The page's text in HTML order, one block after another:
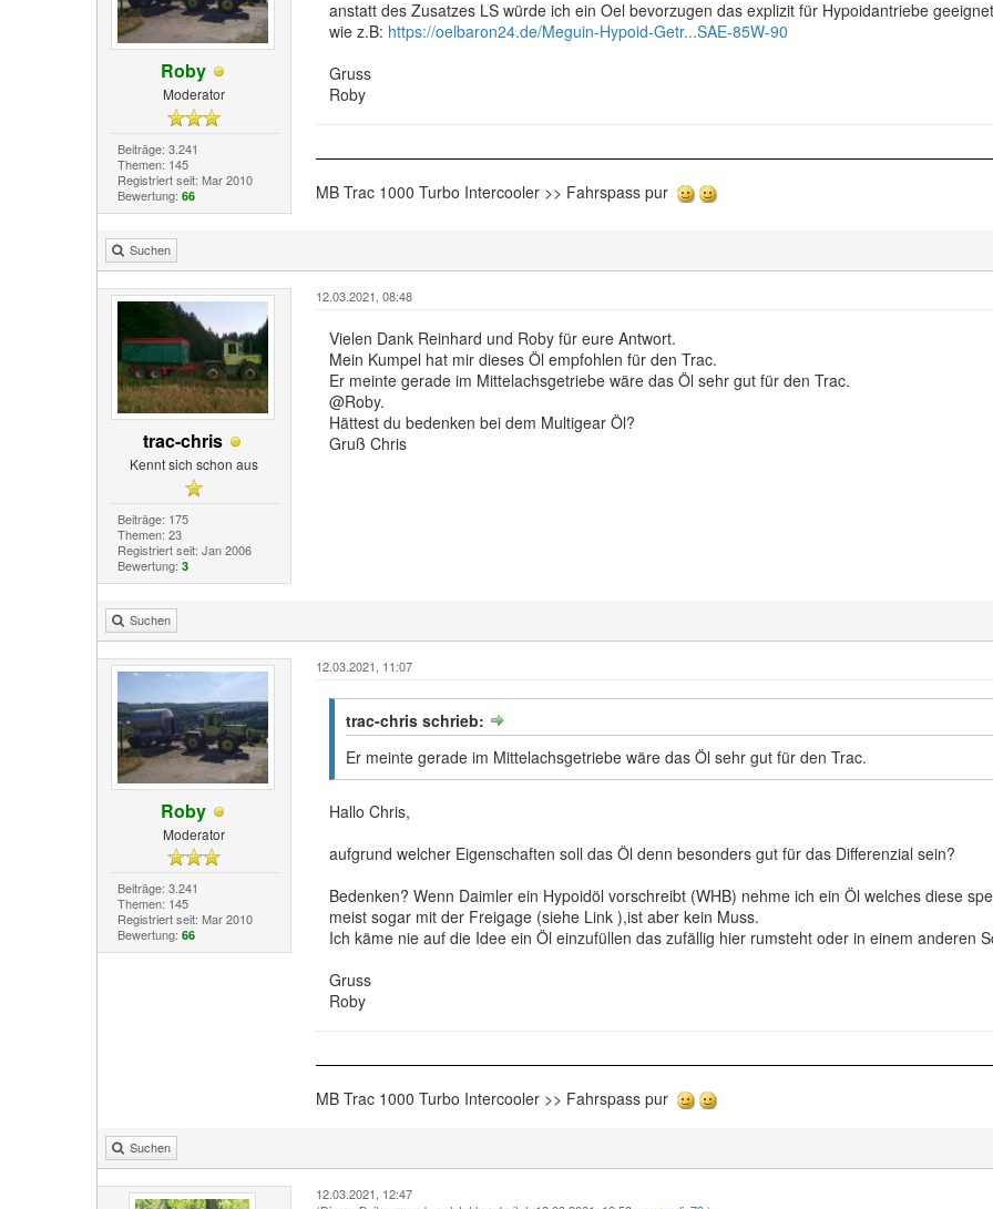
Roby
Moderator
Beiträge: 3.241
Themen: 145
Registriert seit: Mar 2010
Bewertung: 66
anstatt des Zusatzes LS würde ich ein Oel bevorzugen das explizit für Hypoidantriebe
wie z.B: https://oelbaron24.de/Meguin-Hypoid-Getr...SAE-85W-90
Gruss
Roby
MB Trac 1000 Turbo Intercooler >> Fahrspass pur
Suchen
trac-chris
Kennt sich schon aus
Beiträge: 175
Themen: 23
Registriert seit: Jan 2006
Bewertung: 3
12.03.2021, 08:48
Vielen Dank Reinhard und Roby für eure Antwort.
Mein Kumpel hat mir dieses Öl empfohlen für den Trac.
Er meinte gerade im Mittelachsgetriebe wäre das Öl sehr gut für den Trac.
@Roby.
Hättest du bedenken bei dem Multigear Öl?
Gruß Chris
Suchen
Roby
Moderator
Beiträge: 3.241
Themen: 145
Registriert seit: Mar 2010
Bewertung: 66
12.03.2021, 11:07
trac-chris schrieb:
Er meinte gerade im Mittelachsgetriebe wäre das Öl sehr gut für den Trac.
Hallo Chris,
aufgrund welcher Eigenschaften soll das Öl denn besonders gut für das Differenzial sein?
Bedenken? Wenn Daimler ein Hypoidöl vorschreibt (WHB) nehme ich ein Öl welches diese
meist sogar mit der Freigage (siehe Link ),ist aber kein Muss.
Ich käme nie auf die Idee ein Öl einzufüllen das zufällig hier rumsteht oder in einem anderen
Gruss
Roby
MB Trac 1000 Turbo Intercooler >> Fahrspass pur
Suchen
12.03.2021, 12:47